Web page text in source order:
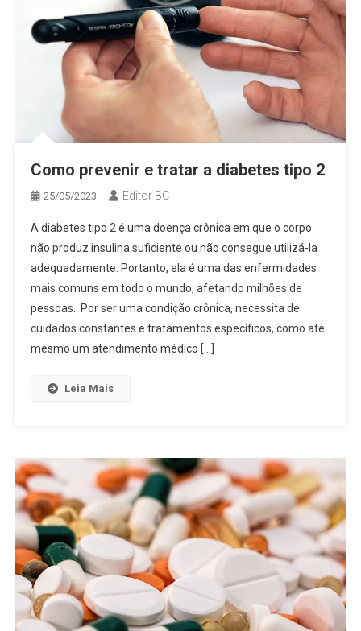
Como prevenir e tratar a diabetes tipo 2
25/05/2023 Editor BC
A diabetes tipo 2 é uma doença crônica em que o corpo
não produz insulina suficiente ou não consegue utilizá-la
adequadamente. Portanto, ela é uma das enfermidades
mais comuns em todo o mundo, afetando milhões de
pessoas. Por ser uma condição crônica, necessita de
cuidados constantes e tratamentos específicos, como até
mesmo um atendimento médico […]
Leia Mais